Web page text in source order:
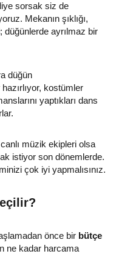
sorsak siz de
Mekanın şıklığı,
ayrılmaz bir
düğün
kostümler
yaptıkları dans
müzik ekipleri olsa
istiyor son dönemlerde.
çok iyi yapmalısınız.
önce bir bütçe
ne kadar harcama